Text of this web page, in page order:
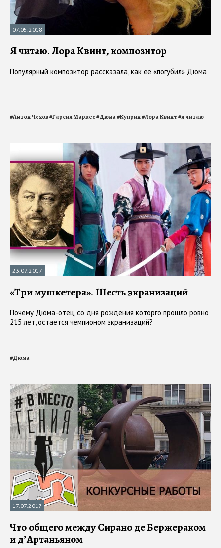
07.05.2018
Я читаю. Лора Квинт, композитор
Популярный композитор рассказала, как ее «погубил» Дюма
#Антон Чехов#Гарсия Маркес#Дюма#Куприн#Лора Квинт#я читаю
23.07.2017
«Три мушкетера». Шесть экранизаций
Почему Дюма-отец, со дня рождения которго прошло ровно
215 лет, остается чемпионом экранизаций?
#Дюма
17.07.2017
Что общего между Сирано де Бержераком
и д’Артаньяном